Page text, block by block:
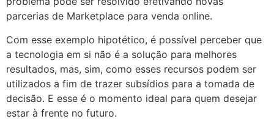
parcerias de Marketplace para venda online.
Com esse exemplo hipotético, é possível perceber que
a tecnologia em si não é a solução para melhores
resultados, mas, sim, como esses recursos podem ser
utilizados a fim de trazer subsídios para a tomada de
decisão. E esse é o momento ideal para quem desejar
estar à frente no futuro.